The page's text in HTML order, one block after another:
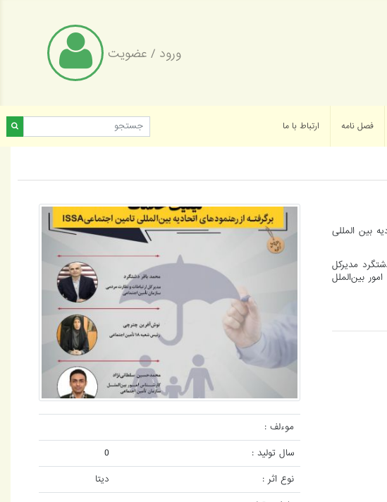
ورود / عضویت
فصل نامه ارتباط با ما
بین المللی
برگزار شده،محمد باقر دشتگرد مدیرکل
کارشناس امور بین‌الملل
موءلف :
سال تولید :
0
نوع اثر :
دیتا